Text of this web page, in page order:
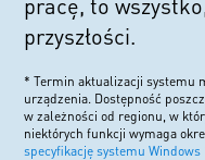
przyszłości.
* Termin aktualizacji systemu
urządzenia. Dostępność
w zależności od regionu, w
niektórych funkcji wymaga
specyfikację systemu Windows